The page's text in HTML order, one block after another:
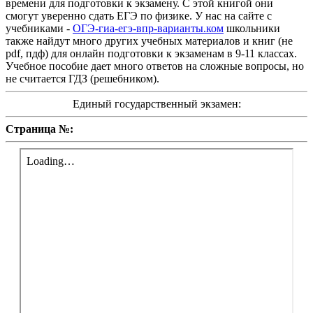
времени для подготовки к экзамену. С этой книгой они
смогут уверенно сдать ЕГЭ по физике. У нас на сайте с
учебниками - ОГЭ-гиа-егэ-впр-варианты.ком школьники
также найдут много других учебных материалов и книг (не
pdf, пдф) для онлайн подготовки к экзаменам в 9-11 классах.
Учебное пособие дает много ответов на сложные вопросы, но
не считается ГДЗ (решебником).
Единый государственный экзамен:
Страница №: